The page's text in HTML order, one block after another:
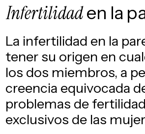
Infertilidaden la
La infertilidad en la
tener su origen en
los dos miembros, a
creencia equivocada
problemas de
exclusivos de las